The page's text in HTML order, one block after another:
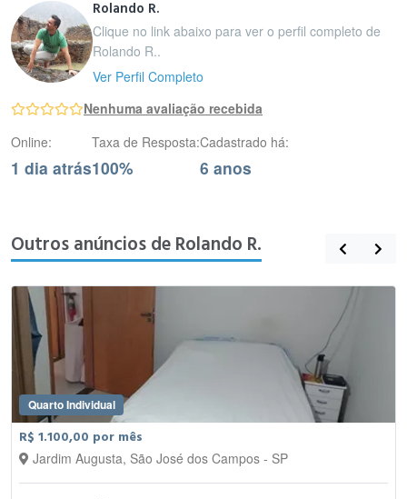
Rolando R.
Clique no link abaixo para ver o perfil completo de
Rolando R..
Ver Perfil Completo
Nenhuma avaliação recebida
Online:
1 dia atrás
Taxa de Resposta:
100%
Cadastrado há:
6 anos
Outros anúncios de Rolando R.
Quarto Individual
R$ 1.100,00 por mês
Jardim Augusta, São José dos Campos - SP